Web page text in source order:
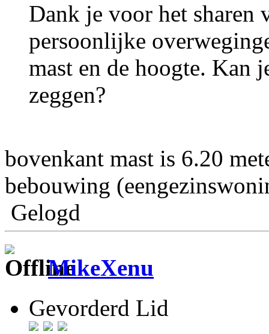
Dank je voor het sharen
persoonlijke
mast en de hoogte. Kan
zeggen?
bovenkant mast is 6.20
bebouwing
Gelogd
MikeXenu
Gevorderd Lid